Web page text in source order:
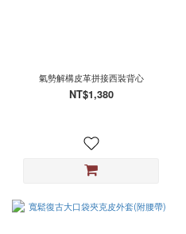
氣勢解構皮革拼接西裝背心
NT$1,380